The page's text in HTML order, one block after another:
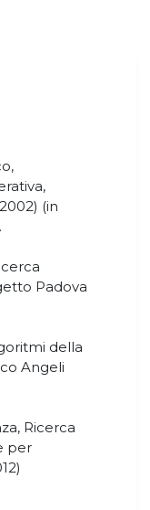
(in
Padova
della
Angeli
Ricerca
per